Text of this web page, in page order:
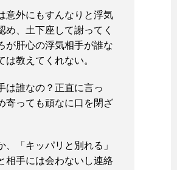
意外にもすんなりと浮気
め、土下座して謝ってく
が肝心の浮気相手が誰な
は教えてくれない。
は誰なの？正直に言っ
寄っても頑なに口を閉ざ
、「キッパリと別れる」
相手には会わないし連絡